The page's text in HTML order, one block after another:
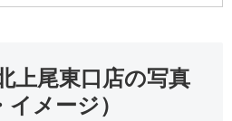
上尾東口店の写真
イメージ）